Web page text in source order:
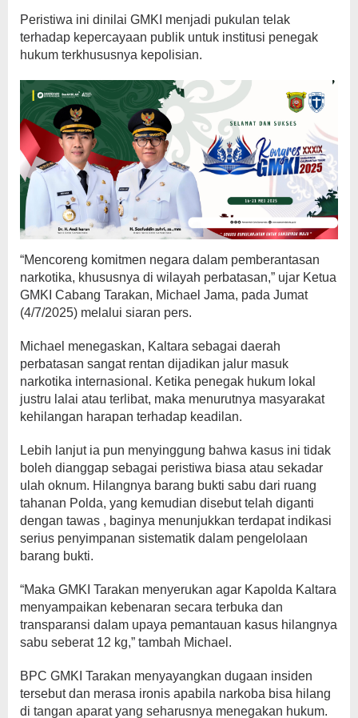
Peristiwa ini dinilai GMKI menjadi pukulan telak
terhadap kepercayaan publik untuk institusi penegak
hukum terkhususnya kepolisian.
“Mencoreng komitmen negara dalam pemberantasan
narkotika, khususnya di wilayah perbatasan,” ujar Ketua
GMKI Cabang Tarakan, Michael Jama, pada Jumat
(4/7/2025) melalui siaran pers.
Michael menegaskan, Kaltara sebagai daerah
perbatasan sangat rentan dijadikan jalur masuk
narkotika internasional. Ketika penegak hukum lokal
justru lalai atau terlibat, maka menurutnya masyarakat
kehilangan harapan terhadap keadilan.
Lebih lanjut ia pun menyinggung bahwa kasus ini tidak
boleh dianggap sebagai peristiwa biasa atau sekadar
ulah oknum. Hilangnya barang bukti sabu dari ruang
tahanan Polda, yang kemudian disebut telah diganti
dengan tawas , baginya menunjukkan terdapat indikasi
serius penyimpanan sistematik dalam pengelolaan
barang bukti.
“Maka GMKI Tarakan menyerukan agar Kapolda Kaltara
menyampaikan kebenaran secara terbuka dan
transparansi dalam upaya pemantauan kasus hilangnya
sabu seberat 12 kg,” tambah Michael.
BPC GMKI Tarakan menyayangkan dugaan insiden
tersebut dan merasa ironis apabila narkoba bisa hilang
di tangan aparat yang seharusnya menegakan hukum.